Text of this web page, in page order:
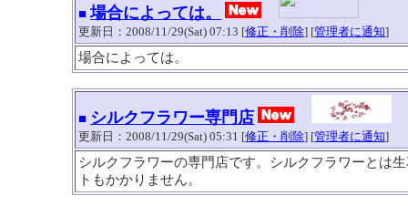
■ 場合によっては。
更新日：2008/11/29(Sat) 07:13 [修正・削除] [管理者に通知]
場合によっては。
■ シルクフラワー専門店
更新日：2008/11/29(Sat) 05:31 [修正・削除] [管理者に通知]
シルクフラワーの専門店です。シルクフラワーとは
トもかかりません。